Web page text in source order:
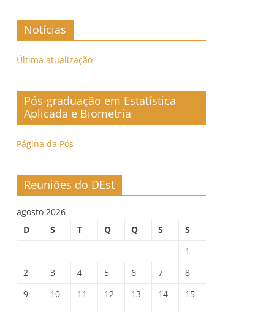
Notícias
Última atualização
Pós-graduação em Estatística
Aplicada e Biometria
Página da Pós
Reuniões do DEst
agosto 2026
D
S T Q Q S
S
1
2
3 4 5 6 7
8
9
10 11 12 13 14
15